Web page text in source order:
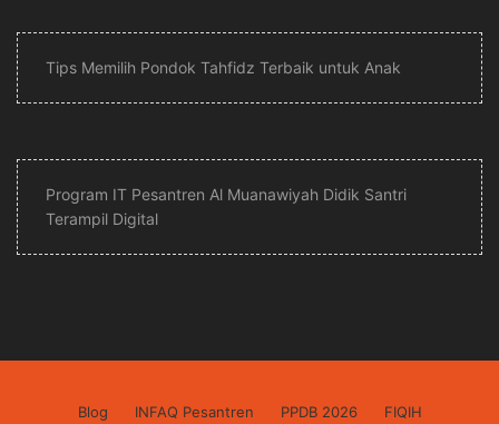
Tips Memilih Pondok Tahfidz Terbaik untuk Anak
Program IT Pesantren Al Muanawiyah Didik Santri
Terampil Digital
Blog INFAQ Pesantren PPDB 2026 FIQIH